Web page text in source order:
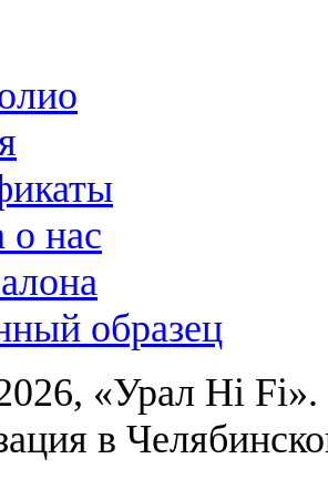
о нас
образец
«Урал Hi
в